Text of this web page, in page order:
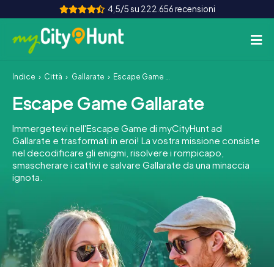
4,5/5 su 222.656 recensioni
Come funziona
Città
Tour
Team Building
INT AT CH
DE
ES
FR UK
IE
IT
NL
Indice Città Gallarate Escape Game Gallarate
Escape Game Gallarate
Immergetevi nell'Escape Game di myCityHunt ad
Gallarate e trasformati in eroi! La vostra missione consiste
nel decodificare gli enigmi, risolvere i rompicapo,
smascherare i cattivi e salvare Gallarate da una minaccia
ignota.